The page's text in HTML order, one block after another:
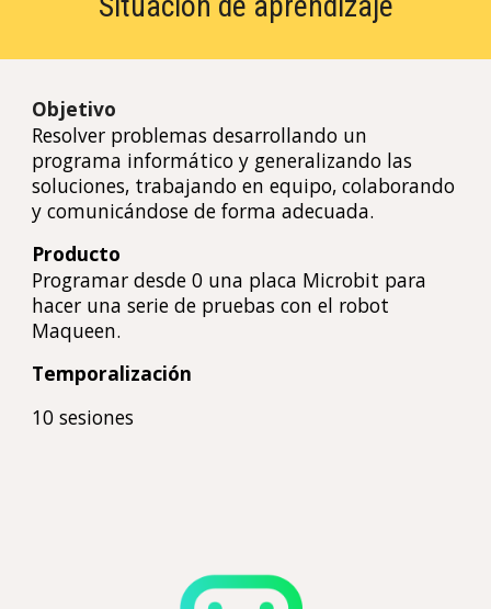
Objetivo
Resolver problemas desarrollando un
programa informático y generalizando las
soluciones, trabajando en equipo, colaborando
y comunicándose de forma adecuada.
Producto
Programar desde 0 una placa Microbit para
hacer una serie de pruebas con el robot
Maqueen.
Temporalización
10 sesiones